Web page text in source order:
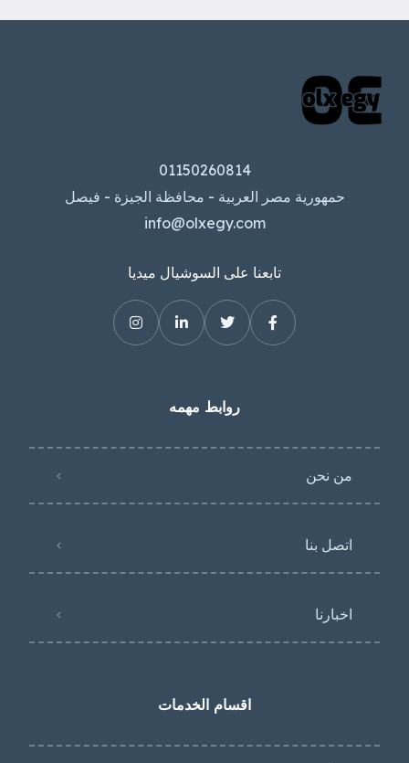
01150260814
حمهورية مصر العربية - محافظة الجيزة - فيصل
info@olxegy.com
تابعنا على السوشيال ميديا
روابط مهمه
من نحن
اتصل بنا
اخبارنا
اقسام الخدمات